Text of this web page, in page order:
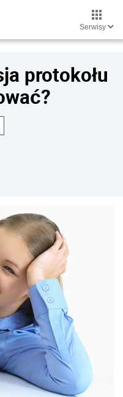
Serwisy
protokołu